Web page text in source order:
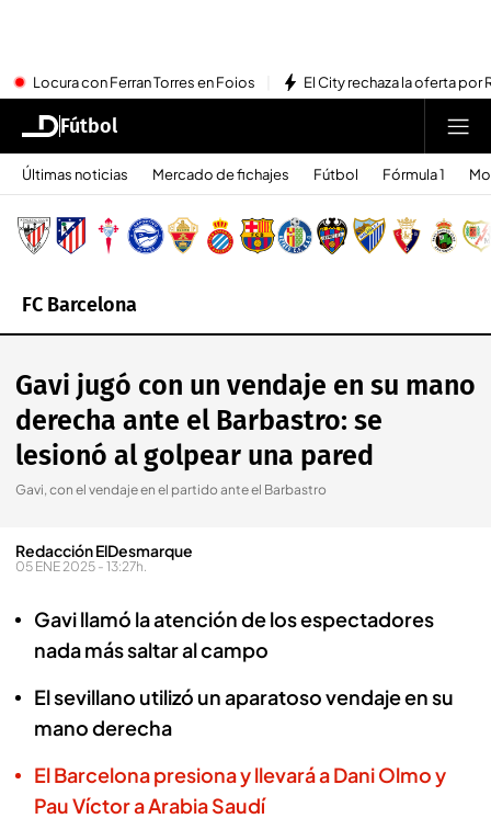
Locura con Ferran Torres en Foios El City rechaza la oferta por
Fútbol
Últimas noticias Mercado de fichajes Fútbol Fórmula 1
FC Barcelona
Gavi jugó con un vendaje en su mano
derecha ante el Barbastro: se
lesionó al golpear una pared
Gavi, con el vendaje en el partido ante el Barbastro
Redacción ElDesmarque
05 ENE 2025 - 13:27h.
Gavi llamó la atención de los espectadores
nada más saltar al campo
El sevillano utilizó un aparatoso vendaje en su
mano derecha
El Barcelona presiona y llevará a Dani Olmo y
Pau Víctor a Arabia Saudí